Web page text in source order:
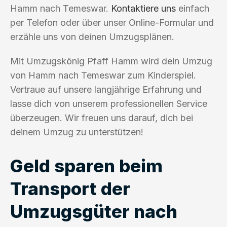
Hamm nach Temeswar. Kontaktiere uns einfach
per Telefon oder über unser Online-Formular und
erzähle uns von deinen Umzugsplänen.
Mit Umzugskönig Pfaff Hamm wird dein Umzug
von Hamm nach Temeswar zum Kinderspiel.
Vertraue auf unsere langjährige Erfahrung und
lasse dich von unserem professionellen Service
überzeugen. Wir freuen uns darauf, dich bei
deinem Umzug zu unterstützen!
Geld sparen beim
Transport der
Umzugsgüter nach